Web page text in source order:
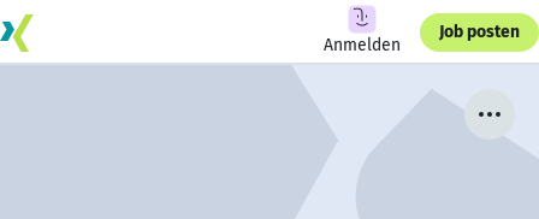
Anmelden
Job posten